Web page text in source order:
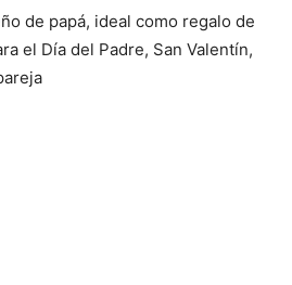
de papá, ideal como regalo de
el Día del Padre, San Valentín,